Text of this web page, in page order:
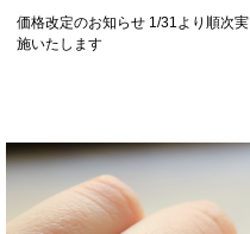
価格改定のお知らせ 1/31より順次実
施いたします